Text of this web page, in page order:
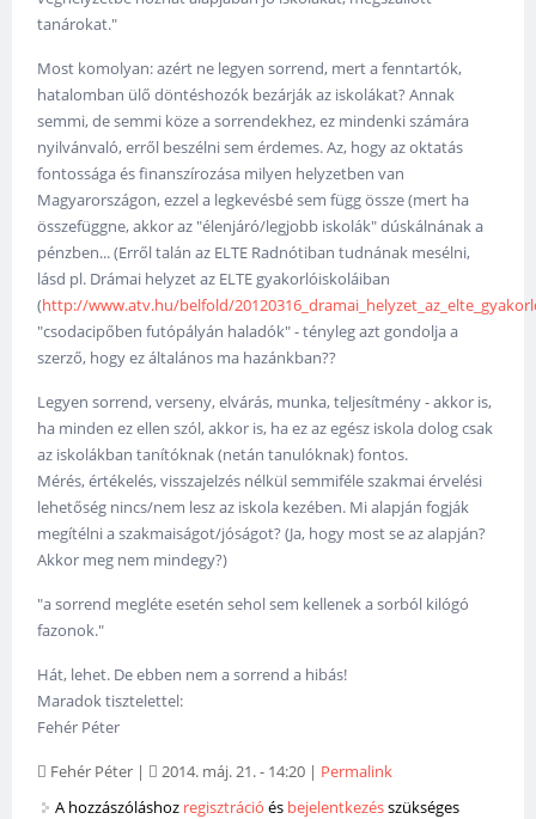
tanárokat."
Most komolyan: azért ne legyen sorrend, mert a fenntartók,
hatalomban ülő döntéshozók bezárják az iskolákat? Annak
semmi, de semmi köze a sorrendekhez, ez mindenki számára
nyilvánvaló, erről beszélni sem érdemes. Az, hogy az oktatás
fontossága és finanszírozása milyen helyzetben van
Magyarországon, ezzel a legkevésbé sem függ össze (mert ha
összefüggne, akkor az "élenjáró/legjobb iskolák" dúskálnának a
pénzben... (Erről talán az ELTE Radnótiban tudnának mesélni,
lásd pl. Drámai helyzet az ELTE gyakorlóiskoláiban
(http://www.atv.hu/belfold/
"csodacipőben futópályán haladók" - tényleg azt gondolja a
szerző, hogy ez általános ma hazánkban??
Legyen sorrend, verseny, elvárás, munka, teljesítmény - akkor is,
ha minden ez ellen szól, akkor is, ha ez az egész iskola dolog csak
az iskolákban tanítóknak (netán tanulóknak) fontos.
Mérés, értékelés, visszajelzés nélkül semmiféle szakmai érvelési
lehetőség nincs/nem lesz az iskola kezében. Mi alapján fogják
megítélni a szakmaiságot/jóságot? (Ja, hogy most se az alapján?
Akkor meg nem mindegy?)
"a sorrend megléte esetén sehol sem kellenek a sorból kilógó
fazonok."
Hát, lehet. De ebben nem a sorrend a hibás!
Maradok tisztelettel:
Fehér Péter
Fehér Péter | 2014. máj. 21. - 14:20 | Permalink
A hozzászóláshoz regisztráció és bejelentkezésszükséges